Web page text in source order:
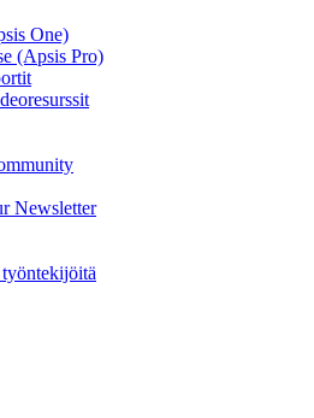
One)
(Apsis Pro)
Newsletter